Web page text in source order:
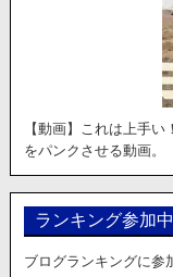
【動画】これは上手
をパンクさせる動画。
ランキング参加中
ブログランキングに参